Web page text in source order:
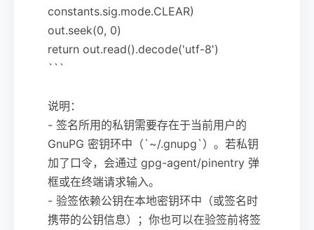
constants.sig.mode.CLEAR)
out.seek(0, 0)
return out.read().decode('utf-8')
```
说明：
- 签名所用的私钥需要存在于当前用户的
GnuPG 密钥环中（`~/.gnupg`）。若私钥
加了口令，会通过 gpg-agent/pinentry 弹
框或在终端请求输入。
- 验签依赖公钥在本地密钥环中（或签名时
携带的公钥信息）；你也可以在验签前将签